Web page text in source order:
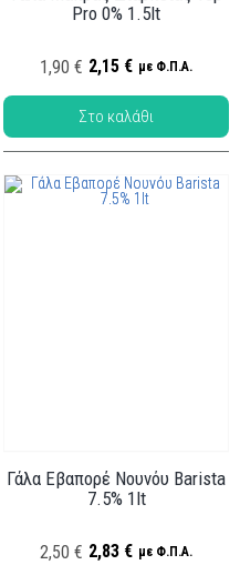
Pro 0% 1.5lt
1,90 € 2,15 € με Φ.Π.Α.
Κωδ.: ΓΑΛ-005
Γάλα Εβαπορέ Νουνόυ Barista
7.5% 1lt
2,50 € 2,83 € με Φ.Π.Α.